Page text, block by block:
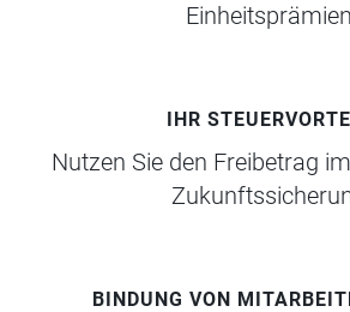
Einheitsprämien
IHR
Nutzen Sie den Freibetrag
BINDUNG VON